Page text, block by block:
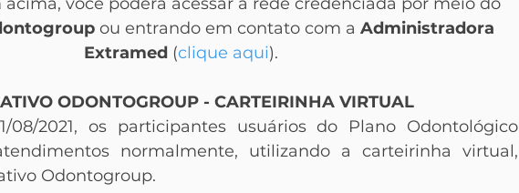
você poderá acessar a rede credenciada por meio do
ou entrando em contato com a Administradora
Extramed (clique aqui).
ODONTOGROUP - CARTEIRINHA VIRTUAL
2021, os participantes usuários do Plano Odontológico
normalmente, utilizando a carteirinha virtual,
Odontogroup.